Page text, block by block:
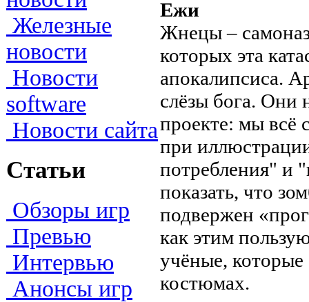
Железные
новости
Новости
software
Новости сайта
Статьи
Обзоры игр
Превью
Интервью
Анонсы игр
Ежи
Жнецы –
которых эта
апокалипсиса.
слёзы бога. Они
проекте: мы всё
при
потребления" и
показать, что
подвержен
как этим
учёные,
костюмах.